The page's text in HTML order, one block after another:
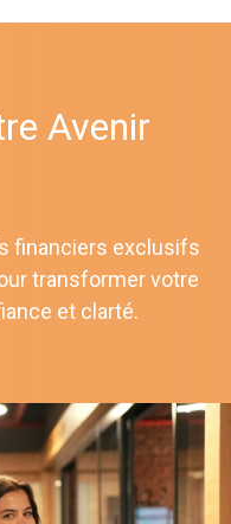
Avenir
financiers exclusifs
transformer votre
et clarté.